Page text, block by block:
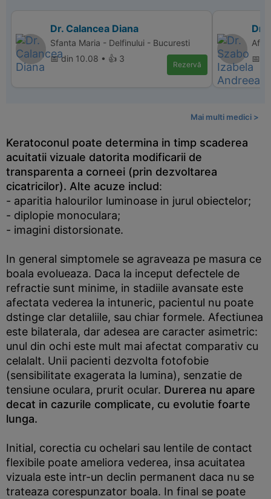
Dr. Calancea Diana
Sfanta Maria - Delfinului - Bucuresti
📅 din 10.08 • 👍 3
Rezervă
Dr.
📅
Mai multi medici >
Keratoconul poate determina in timp scaderea
acuitatii vizuale datorita modificarii de
transparenta a corneei (prin dezvoltarea
cicatricilor). Alte acuze includ:
- aparitia halourilor luminoase in jurul obiectelor;
- diplopie monoculara;
- imagini distorsionate.
In general simptomele se agraveaza pe masura ce
boala evolueaza. Daca la inceput defectele de
refractie sunt minime, in stadiile avansate este
afectata vederea la intuneric, pacientul nu poate
dstinge clar detaliile, sau chiar formele. Afectiunea
este bilaterala, dar adesea are caracter asimetric:
unul din ochi este mult mai afectat comparativ cu
celalalt. Unii pacienti dezvolta fotofobie
(sensibilitate exagerata la lumina), senzatie de
tensiune oculara, prurit ocular. Durerea nu apare
decat in cazurile complicate, cu evolutie foarte
lunga.
Initial, corectia cu ochelari sau lentile de contact
flexibile poate ameliora vederea, insa acuitatea
vizuala este intr-un declin permanent daca nu se
trateaza corespunzator boala. In final se poate